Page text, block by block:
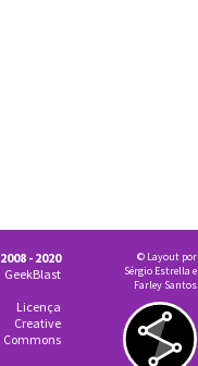
© Layout por
Sérgio Estrella e
Farley Santos
2008 - 2020
GeekBlast